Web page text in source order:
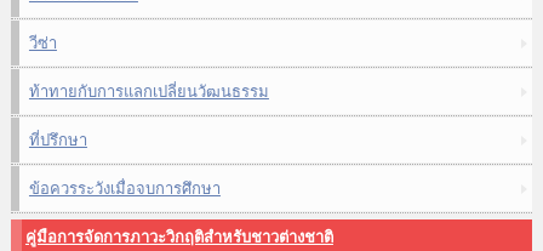
วีซ่า
ท้าทายกับการแลกเปลี่ยนวัฒนธรรม
ที่ปรึกษา
ข้อควรระวังเมื่อจบการศึกษา
คู่มือการจัดการภาวะวิกฤติสำหรับชาวต่างชาติ